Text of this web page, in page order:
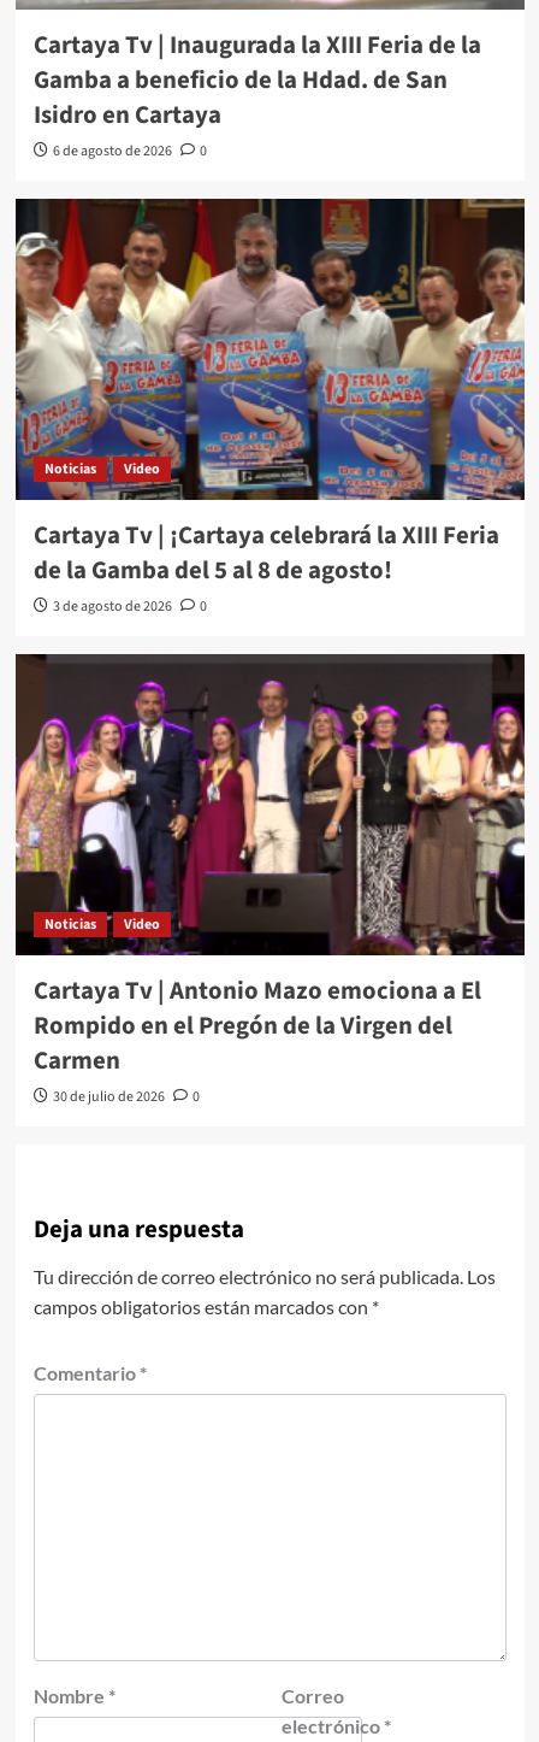
Cartaya Tv | Inaugurada la XIII Feria de la
Gamba a beneficio de la Hdad. de San
Isidro en Cartaya
6 de agosto de 2026 0
Noticias Video
Cartaya Tv | ¡Cartaya celebrará la XIII Feria
de la Gamba del 5 al 8 de agosto!
3 de agosto de 2026 0
Noticias Video
Cartaya Tv | Antonio Mazo emociona a El
Rompido en el Pregón de la Virgen del
Carmen
30 de julio de 2026 0
Deja una respuesta
Tu dirección de correo electrónico no será publicada. Los
campos obligatorios están marcados con *
Comentario *
Nombre *
Correo
electrónico *